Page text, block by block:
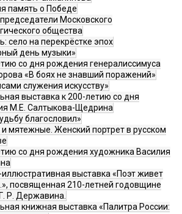
память о Победе
Московского
общества
село на перекрёстке эпох
день музыки»
со дня рождения генералиссимуса
«В боях не знавший поражений»
служения искусству»
выставка к 200-летию со дня
М.Е. Салтыкова-Щедрина
благословил»
мятежные. Женский портрет в русском
со дня рождения художника Василия
выставка «Поэт живет
посвященная 210-летней годовщине
Р. Державина.
книжная выставка «Палитра России: